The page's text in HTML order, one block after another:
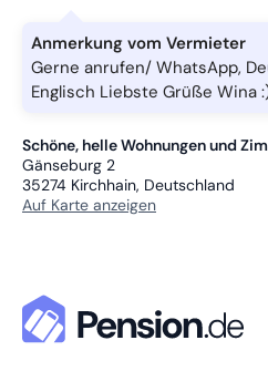
Anmerkung vom Vermieter
Gerne anrufen/ WhatsApp,
Englisch Liebste Grüße Wina
Schöne, helle Wohnungen und
Gänseburg 2
35274 Kirchhain, Deutschland
Auf Karte anzeigen